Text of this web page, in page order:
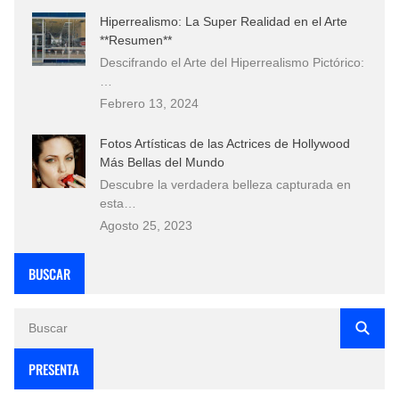
Hiperrealismo: La Super Realidad en el Arte
**Resumen**
Descifrando el Arte del Hiperrealismo Pictórico:
Febrero 13, 2024
Fotos Artísticas de las Actrices de Hollywood
Más Bellas del Mundo
Descubre la verdadera belleza capturada en
esta…
Agosto 25, 2023
BUSCAR
PRESENTA